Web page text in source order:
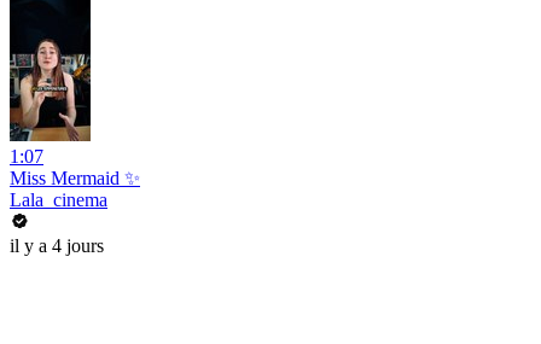
1:07
Miss Mermaid ✨
Lala_cinema
il y a 4 jours